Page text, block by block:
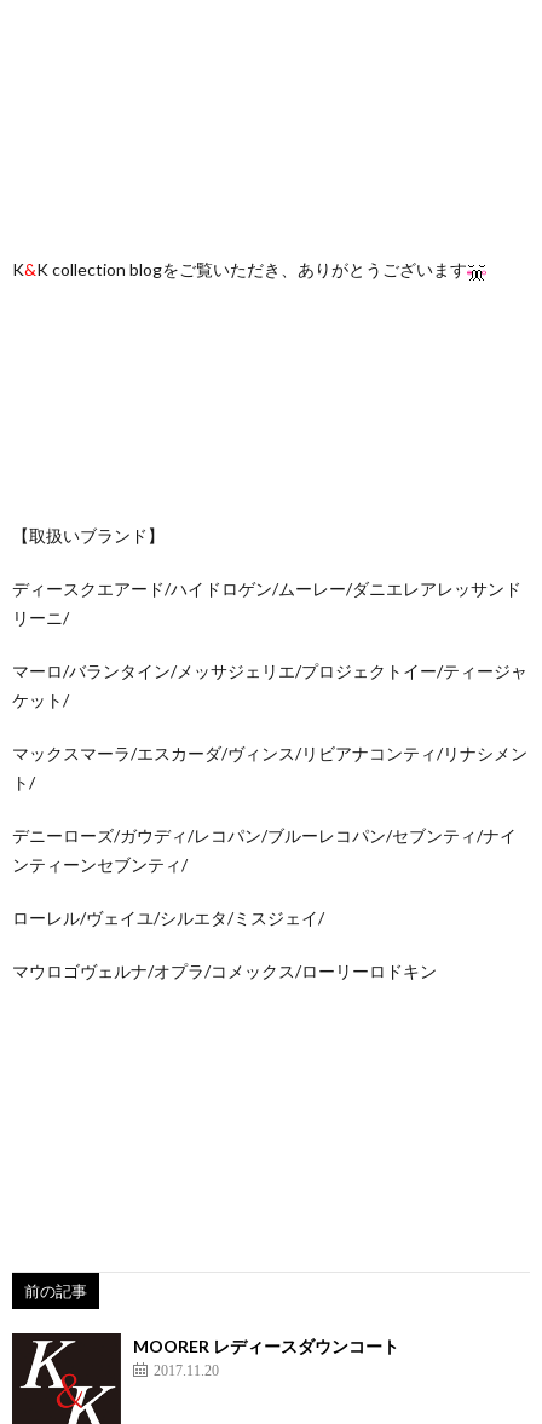
K&K collection blogをご覧いただき、ありがとうございます
【取扱いブランド】
ディースクエアード/ハイドロゲン/ムーレー/ダニエレアレッサンド
リーニ/
マーロ/バランタイン/メッサジェリエ/プロジェクトイー/ティージャ
ケット/
マックスマーラ/エスカーダ/ヴィンス/リビアナコンティ/リナシメン
ト/
デニーローズ/ガウディ/レコパン/ブルーレコパン/セブンティ/ナイ
ンティーンセブンティ/
ローレル/ヴェイユ/シルエタ/ミスジェイ/
マウロゴヴェルナ/オプラ/コメックス/ローリーロドキン
前の記事
MOORER レディースダウンコート
2017.11.20